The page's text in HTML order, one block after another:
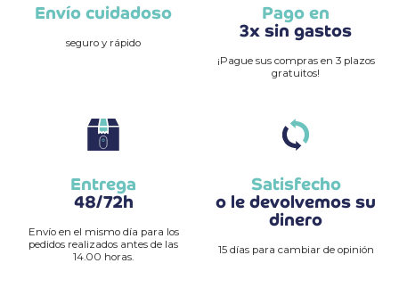
Envío cuidadoso
seguro y rápido
Pago en
3x sin gastos
¡Pague sus compras en 3 plazos
gratuitos!
Entrega
48/72h
Envío en el mismo día para los
pedidos realizados antes de las
14.00 horas.
Satisfecho
o le devolvemos su
dinero
15 días para cambiar de opinión